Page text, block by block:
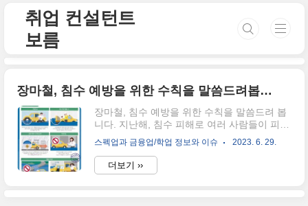
취업 컨설턴트
보름
장마철, 침수 예방을 위한 수칙을 말씀드려봅니다.
장마철, 침수 예방을 위한 수칙을 말씀드려 봅
니다. 지난해, 침수 피해로 여러 사람들이 피해
를 입고, 정신적 물질적으로 고통스러운 상황
에 직면했었는데요. 지대가 낮아 침수 피해가
잦으신 분들, 평소 관리가 어려워 안전에 어려
움을 겪고 계신 분들은 아래의 수칙을 확인해
스펙업과 금융업/학업 정보와 이슈 2023. 6. 29.
더보기 ››